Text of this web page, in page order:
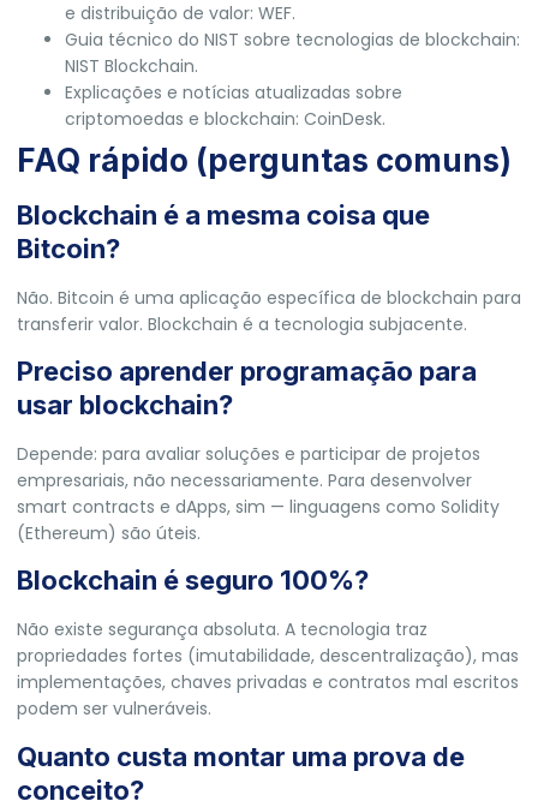
e distribuição de valor: WEF.
Guia técnico do NIST sobre tecnologias de blockchain:
NIST Blockchain.
Explicações e notícias atualizadas sobre
criptomoedas e blockchain: CoinDesk.
FAQ rápido (perguntas comuns)
Blockchain é a mesma coisa que
Bitcoin?
Não. Bitcoin é uma aplicação específica de blockchain para
transferir valor. Blockchain é a tecnologia subjacente.
Preciso aprender programação para
usar blockchain?
Depende: para avaliar soluções e participar de projetos
empresariais, não necessariamente. Para desenvolver
smart contracts e dApps, sim — linguagens como Solidity
(Ethereum) são úteis.
Blockchain é seguro 100%?
Não existe segurança absoluta. A tecnologia traz
propriedades fortes (imutabilidade, descentralização), mas
implementações, chaves privadas e contratos mal escritos
podem ser vulneráveis.
Quanto custa montar uma prova de
conceito?